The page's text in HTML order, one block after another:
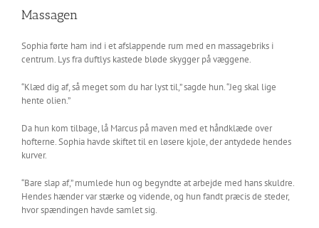
Massagen
Sophia førte ham ind i et afslappende rum med en massagebriks i
centrum. Lys fra duftlys kastede bløde skygger på væggene.
“Klæd dig af, så meget som du har lyst til,” sagde hun. “Jeg skal lige
hente olien.”
Da hun kom tilbage, lå Marcus på maven med et håndklæde over
hofterne. Sophia havde skiftet til en løsere kjole, der antydede hendes
kurver.
“Bare slap af,” mumlede hun og begyndte at arbejde med hans skuldre.
Hendes hænder var stærke og vidende, og hun fandt præcis de steder,
hvor spændingen havde samlet sig.